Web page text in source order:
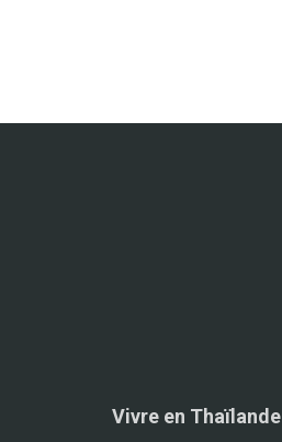
Vivre en Thaïlande